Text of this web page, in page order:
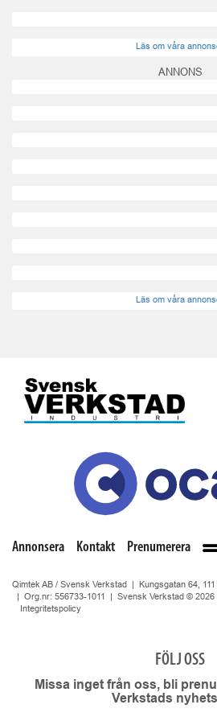
Läs om våra
ANNONS
Läs om våra
Annonsera Kontakt Prenumerera
Qimtek AB / Svensk Verkstad | Kungsgatan 64,
| Org.nr: 556733-1011 | Svensk Verkstad ©
Integritetspolicy
FÖLJ OSS
Missa inget från oss, bli
Verkstads